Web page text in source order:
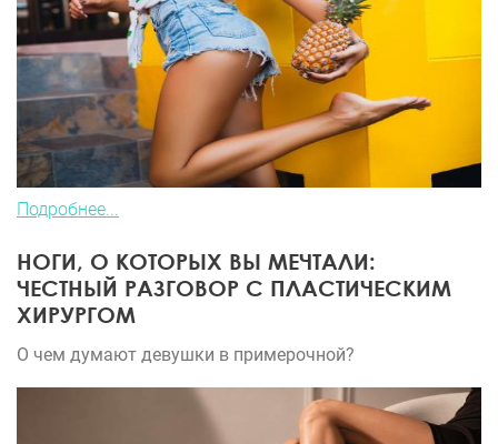
Подробнее...
НОГИ, О КОТОРЫХ ВЫ МЕЧТАЛИ:
ЧЕСТНЫЙ РАЗГОВОР С ПЛАСТИЧЕСКИМ
ХИРУРГОМ
О чем думают девушки в примерочной?